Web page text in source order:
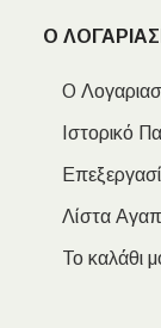
Ο
Ο
Ιστορικό
Λίστα
Το καλάθι